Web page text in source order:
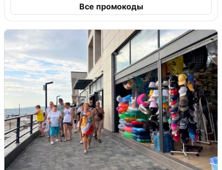
Все промокоды